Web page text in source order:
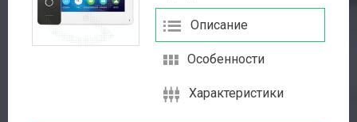
Описание
Особенности
Характеристики